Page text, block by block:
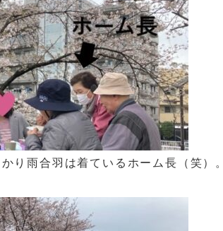
かり雨合羽は着ているホーム長（笑）。